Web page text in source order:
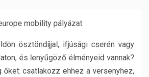
ösztöndíjjal, ifjúsági cserén vagy
és lenyűgöző élményeid vannak?
őket: csatlakozz ehhez a versenyhez,